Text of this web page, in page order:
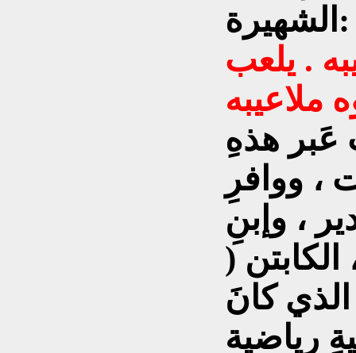
الشهيرة:
. يلعب
عَبر هذهِ
، ووافرِ
، وإبنِ
الكابتن (
كانَ
رياضية